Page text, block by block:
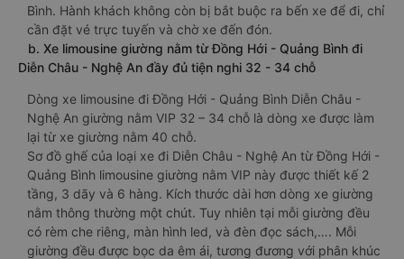
Bình. Hành khách không còn bị bắt buộc ra bến xe để đi, chỉ
cần đặt vé trực tuyến và chờ xe đến đón.
b. Xe limousine giường nằm từ Đồng Hới - Quảng Bình đi
Diễn Châu - Nghệ An đầy đủ tiện nghi 32 - 34 chỗ
Dòng xe limousine đi Đồng Hới - Quảng Bình Diễn Châu -
Nghệ An giường nằm VIP 32 – 34 chỗ là dòng xe được làm
lại từ xe giường nằm 40 chỗ.
Sơ đồ ghế của loại xe đi Diễn Châu - Nghệ An từ Đồng Hới -
Quảng Bình limousine giường nằm VIP này được thiết kế 2
tầng, 3 dãy và 6 hàng. Kích thước dài hơn dòng xe giường
nằm thông thường một chút. Tuy nhiên tại mỗi giường đều
có rèm che riêng, màn hình led, và đèn đọc sách,…. Mỗi
giường đều được bọc da êm ái, tương đương với phân khúc